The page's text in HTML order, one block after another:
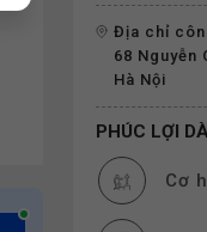
Địa chỉ
68 Nguyễn
Hà Nội
PHÚC LỢI
Cơ